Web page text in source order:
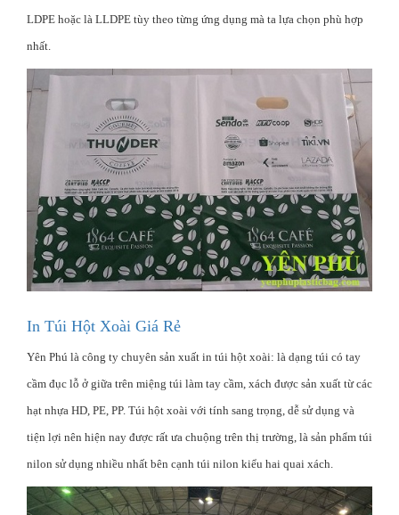
LDPE hoặc là LLDPE tùy theo từng ứng dụng mà ta lựa chọn phù hợp
nhất.
In Túi Hột Xoài Giá Rẻ
Yên Phú là công ty chuyên sản xuất in túi hột xoài: là dạng túi có tay
cầm đục lỗ ở giữa trên miệng túi làm tay cầm, xách được sản xuất từ các
hạt nhựa HD, PE, PP. Túi hột xoài với tính sang trọng, dễ sử dụng và
tiện lợi nên hiện nay được rất ưa chuộng trên thị trường, là sản phẩm túi
nilon sử dụng nhiều nhất bên cạnh túi nilon kiểu hai quai xách.